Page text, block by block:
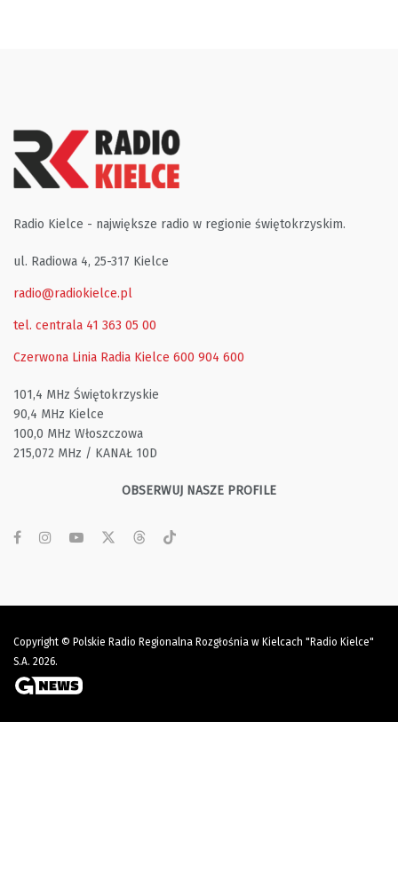
Radio Kielce - największe radio w regionie świętokrzyskim.
ul. Radiowa 4, 25-317 Kielce
radio@radiokielce.pl
tel. centrala 41 363 05 00
Czerwona Linia Radia Kielce 600 904 600
101,4 MHz Świętokrzyskie
90,4 MHz Kielce
100,0 MHz Włoszczowa
215,072 MHz / KANAŁ 10D
OBSERWUJ NASZE PROFILE
Copyright © Polskie Radio Regionalna Rozgłośnia w Kielcach "Radio Kielce"
S.A. 2026.